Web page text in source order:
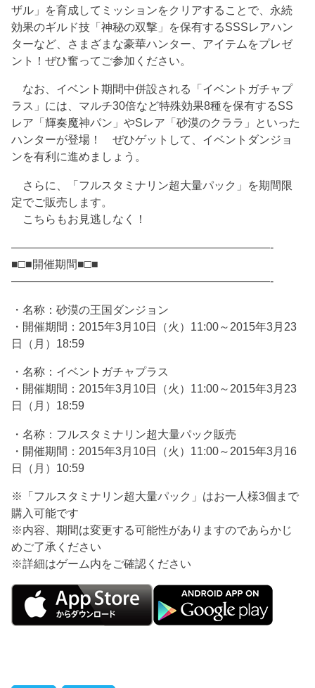
ザル」を育成してミッションをクリアすることで、永続
効果のギルド技「神秘の双撃」を保有するSSSレアハン
ターなど、さまざまな豪華ハンター、アイテムをプレゼ
ント！ぜひ奮ってご参加ください。
なお、イベント期間中併設される「イベントガチャプ
ラス」には、マルチ30倍など特殊効果8種を保有するSS
レア「輝奏魔神パン」やSレア「砂漠のクララ」といった
ハンターが登場！ ぜひゲットして、イベントダンジョ
ンを有利に進めましょう。
さらに、「フルスタミナリン超大量パック」を期間限
定でご販売します。
こちらもお見逃しなく！
———————————————————————-
■□■開催期間■□■
———————————————————————-
・名称：砂漠の王国ダンジョン
・開催期間：2015年3月10日（火）11:00～2015年3月23
日（月）18:59
・名称：イベントガチャプラス
・開催期間：2015年3月10日（火）11:00～2015年3月23
日（月）18:59
・名称：フルスタミナリン超大量パック販売
・開催期間：2015年3月10日（火）11:00～2015年3月16
日（月）10:59
※「フルスタミナリン超大量パック」はお一人様3個まで
購入可能です
※内容、期間は変更する可能性がありますのであらかじ
めご了承ください
※詳細はゲーム内をご確認ください